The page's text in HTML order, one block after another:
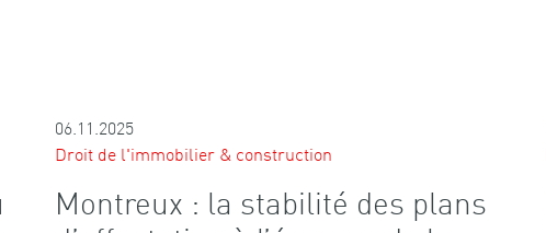
06.11.2025
Droit de l'immobilier & construction
Montreux : la stabilité des plans